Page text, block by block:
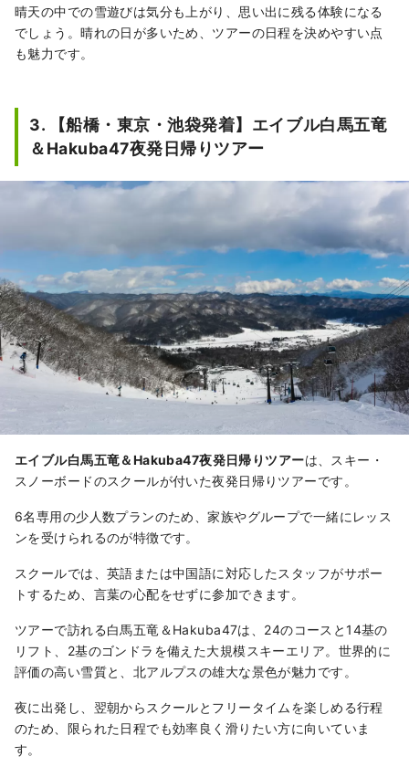
晴天の中での雪遊びは気分も上がり、思い出に残る体験になる
でしょう。晴れの日が多いため、ツアーの日程を決めやすい点
も魅力です。
3. 【船橋・東京・池袋発着】エイブル白馬五竜
＆Hakuba47夜発日帰りツアー
エイブル白馬五竜＆Hakuba47夜発日帰りツアーは、スキー・
スノーボードのスクールが付いた夜発日帰りツアーです。
6名専用の少人数プランのため、家族やグループで一緒にレッス
ンを受けられるのが特徴です。
スクールでは、英語または中国語に対応したスタッフがサポー
トするため、言葉の心配をせずに参加できます。
ツアーで訪れる白馬五竜＆Hakuba47は、24のコースと14基の
リフト、2基のゴンドラを備えた大規模スキーエリア。世界的に
評価の高い雪質と、北アルプスの雄大な景色が魅力です。
夜に出発し、翌朝からスクールとフリータイムを楽しめる行程
のため、限られた日程でも効率良く滑りたい方に向いていま
す。